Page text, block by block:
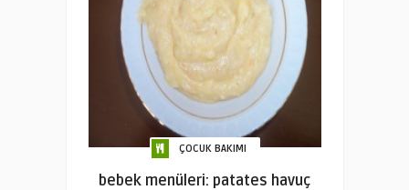
ÇOCUK BAKIMI
bebek menüleri: patates havuç